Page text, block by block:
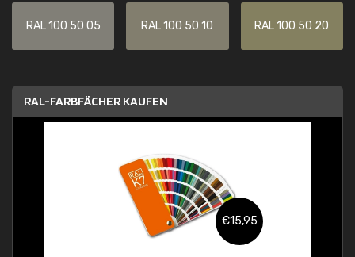
RAL 100 50 05 RAL 100 50 10 RAL 100 50 20
RAL-FARBFÄCHER KAUFEN
€15,95